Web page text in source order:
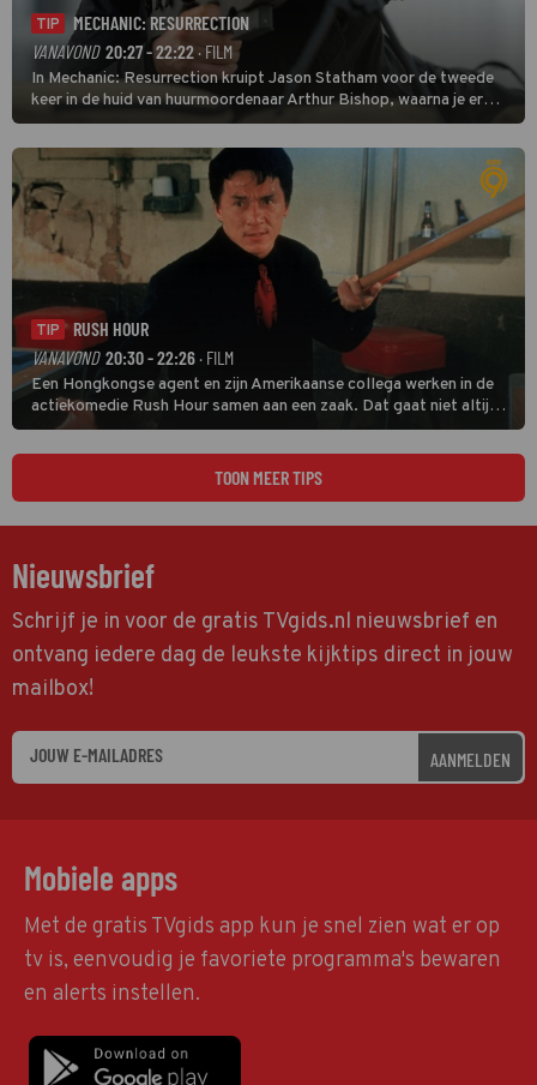
TIP
MECHANIC: RESURRECTION
VANAVOND 20:27 - 22:22· FILM
In Mechanic: Resurrection kruipt Jason Statham voor de tweede
keer in de huid van huurmoordenaar Arthur Bishop, waarna je er
donder op kunt zeggen dat er van Bishops geplande pensioen niet
veel terechtkomt.
TIP
RUSH HOUR
VANAVOND 20:30 - 22:26 · FILM
Een Hongkongse agent en zijn Amerikaanse collega werken in de
actiekomedie Rush Hour samen aan een zaak. Dat gaat niet altijd
van een leien dakje.
TOON MEER TIPS
Nieuwsbrief
Schrijf je in voor de gratis TVgids.nl nieuwsbrief en
ontvang iedere dag de leukste kijktips direct in jouw
mailbox!
AANMELDEN
Mobiele apps
Met de gratis TVgids app kun je snel zien wat er op
tv is, eenvoudig je favoriete programma's bewaren
en alerts instellen.